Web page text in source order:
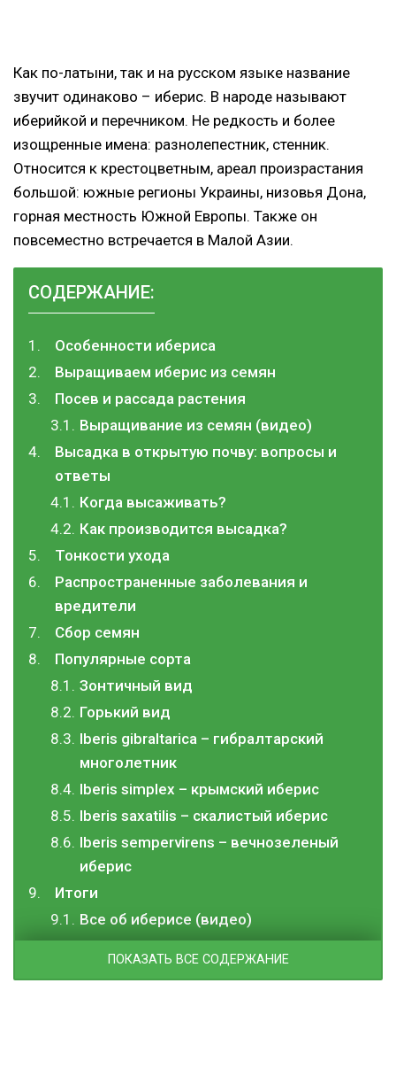
Как по-латыни, так и на русском языке название
звучит одинаково – иберис. В народе называют
иберийкой и перечником. Не редкость и более
изощренные имена: разнолепестник, стенник.
Относится к крестоцветным, ареал произрастания
большой: южные регионы Украины, низовья Дона,
горная местность Южной Европы. Также он
повсеместно встречается в Малой Азии.
СОДЕРЖАНИЕ:
Особенности ибериса
Выращиваем иберис из семян
Посев и рассада растения
Выращивание из семян (видео)
Высадка в открытую почву: вопросы и
ответы
Когда высаживать?
Как производится высадка?
Тонкости ухода
Распространенные заболевания и
вредители
Сбор семян
Популярные сорта
Зонтичный вид
Горький вид
Iberis gibraltarica – гибралтарский
многолетник
Iberis simplex – крымский иберис
Iberis saxatilis – скалистый иберис
Iberis sempervirens – вечнозеленый
иберис
Итоги
Все об иберисе (видео)
ПОКАЗАТЬ ВСЕ СОДЕРЖАНИЕ